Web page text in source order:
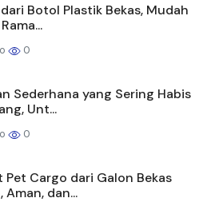
Botol Plastik Bekas, Mudah
0
Sederhana yang Sering Habis
Unt...
0
Pet Cargo dari Galon Bekas
Aman, dan...